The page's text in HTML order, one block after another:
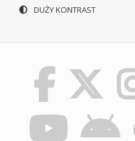
DUŻY KONTRAST